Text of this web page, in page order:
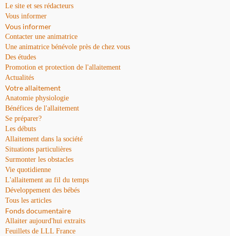
Le site et ses rédacteurs
Vous informer
Vous informer
Contacter une animatrice
Une animatrice bénévole près de chez vous
Des études
Promotion et protection de l'allaitement
Actualités
Votre allaitement
Anatomie physiologie
Bénéfices de l'allaitement
Se préparer?
Les débuts
Allaitement dans la société
Situations particulières
Surmonter les obstacles
Vie quotidienne
L'allaitement au fil du temps
Développement des bébés
Tous les articles
Fonds documentaire
Allaiter aujourd'hui extraits
Feuillets de LLL France